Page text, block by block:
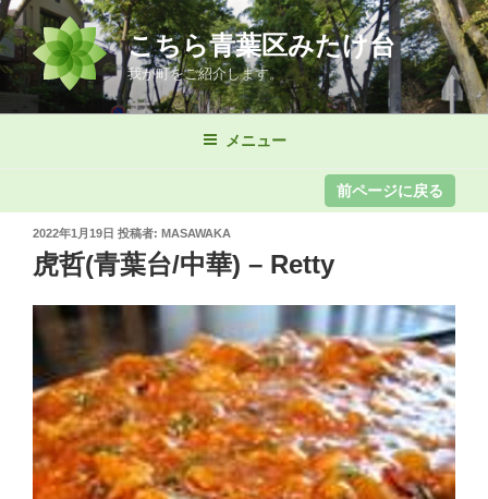
コ
ン
テ
ン
ツ
こちら青葉区みたけ台
我が町をご紹介します。
メニュー
投
日:
2022年1月19日 投稿者: MASAWAKA
虎哲(青葉台/中華) – Retty